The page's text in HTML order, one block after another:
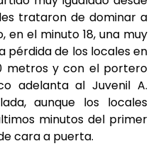
trataron de dominar a
en el minuto 18, una muy
pérdida de los locales en
metros y con el portero
adelanta al Juvenil A.
aunque los locales
minutos del primer
cara a puerta.